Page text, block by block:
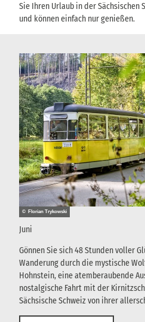
Sie Ihren Urlaub in der Sächsischen
und können einfach nur genießen.
© Florian Trykowski
Juni
Gönnen Sie sich 48 Stunden voller
Wanderung durch die mystische
Hohnstein, eine atemberaubende
nostalgische Fahrt mit der
Sächsische Schweiz von ihrer